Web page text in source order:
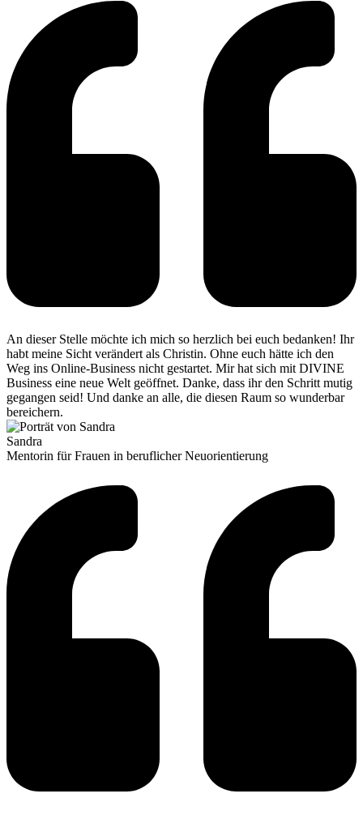
An dieser Stelle möchte ich mich so herzlich bei euch bedanken! Ihr
habt meine Sicht verändert als Christin. Ohne euch hätte ich den
Weg ins Online-Business nicht gestartet. Mir hat sich mit DIVINE
Business eine neue Welt geöffnet. Danke, dass ihr den Schritt mutig
gegangen seid! Und danke an alle, die diesen Raum so wunderbar
bereichern.
Sandra
Mentorin für Frauen in beruflicher Neuorientierung